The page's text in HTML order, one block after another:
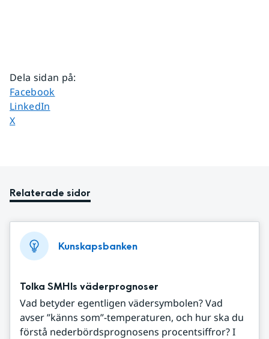
Dela sidan på:
Dela sidan på
Facebook
Dela sidan på
LinkedIn
Dela sidan på
X
Relaterade sidor
Kunskapsbanken
Tolka SMHIs väderprognoser
Vad betyder egentligen vädersymbolen? Vad
avser ”känns som”-temperaturen, och hur ska du
förstå nederbördsprognosens procentsiffror? I